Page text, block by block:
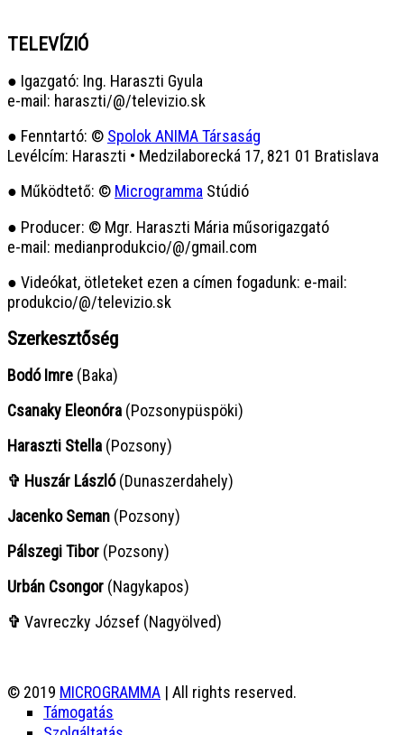
TELEVÍZIÓ
● Igazgató: Ing. Haraszti Gyula
e-mail: haraszti/@/televizio.sk
● Fenntartó: © Spolok ANIMA Társaság
Levélcím: Haraszti • Medzilaborecká 17, 821 01 Bratislava
● Működtető: © Microgramma Stúdió
● Producer: © Mgr. Haraszti Mária műsorigazgató
e-mail: medianprodukcio/@/gmail.com
● Videókat, ötleteket ezen a címen fogadunk: e-mail:
produkcio/@/televizio.sk
Szerkesztőség
Bodó Imre (Baka)
Csanaky Eleonóra (Pozsonypüspöki)
Haraszti Stella (Pozsony)
✞ Huszár László(Dunaszerdahely)
Jacenko Seman (Pozsony)
Pálszegi Tibor (Pozsony)
Urbán Csongor (Nagykapos)
✞ Vavreczky József (Nagyölved)
© 2019 MICROGRAMMA | All rights reserved.
Támogatás